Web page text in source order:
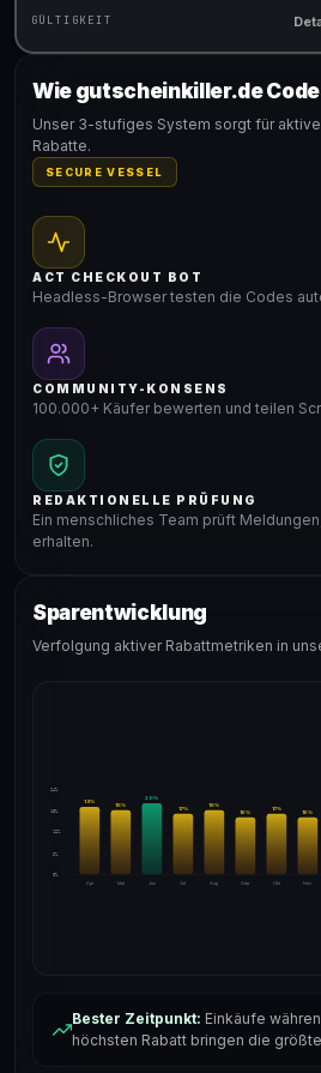
GÜLTIGKEIT
Gültig für teilnehmende Produkte
Wie gutscheinkiller.de
Unser 3-stufiges System sorgt für
Rabatte.
SECURE VESSEL
ACT CHECKOUT BOT
Headless-Browser testen die Codes
COMMUNITY-KONSENS
100.000+ Käufer bewerten und teilen
REDAKTIONELLE PRÜFUNG
Ein menschliches Team prüft
erhalten.
Sparentwicklung
Verfolgung aktiver Rabattmetriken in
24%
18%
12%
6%
0%
Apr
19%
Mai
18%
Jun
20%
Jul
17%
Aug
18%
Sep
16%
Okt
17%
Nov
16%
Bester Zeitpunkt: Einkäufe
höchsten Rabatt bringen die